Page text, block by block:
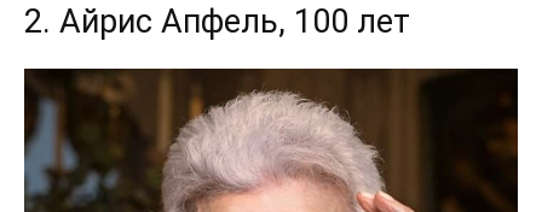
2. Айрис Апфель, 100 лет